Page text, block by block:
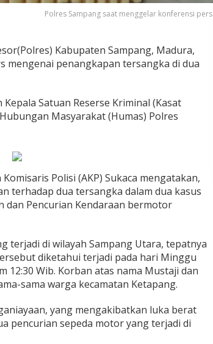
Polres Sampang saat menggelar konferensi pers
Kabupaten Sampang, Madura,
mengenai penangkapan tersangka di dua
Satuan Reserse Kriminal (Kasat
Masyarakat (Humas) Polres
Polisi (AKP) Sukaca mengatakan,
terhadap dua tersangka dalam dua kasus
dan Pencurian Kendaraan bermotor
terjadi di wilayah Sampang Utara, tepatnya
diketahui terjadi pada hari Minggu
12:30 Wib. Korban atas nama Mustaji dan
sama warga kecamatan Ketapang.
yang mengakibatkan luka berat
pencurian sepeda motor yang terjadi di